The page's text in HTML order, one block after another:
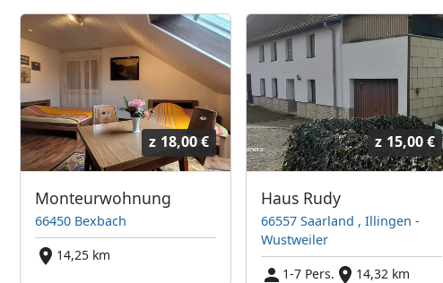
z 18,00 €
Monteurwohnung
66450 Bexbach
14,25 km
z 15,00 €
Haus Rudy
66557 Saarland , Illingen -
Wustweiler
1-7 Pers.
14,32 km